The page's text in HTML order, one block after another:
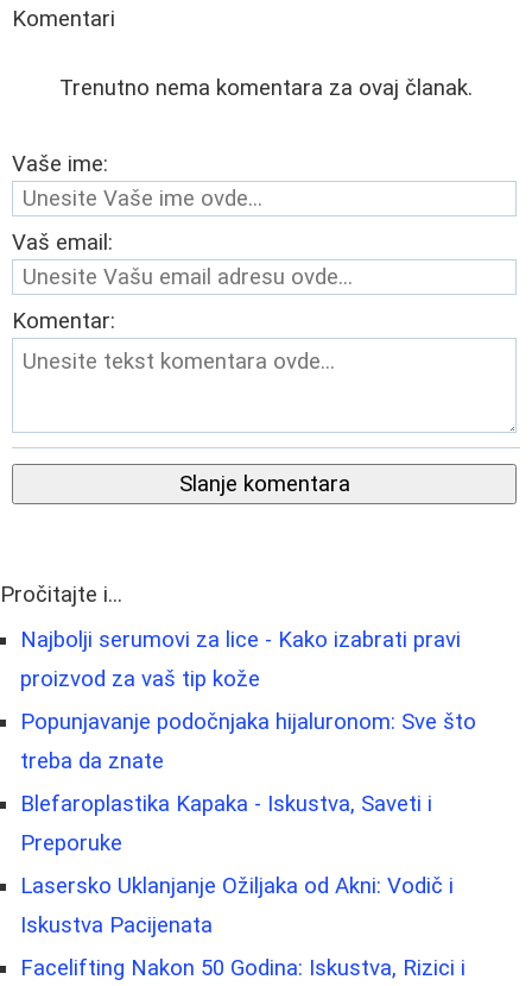
Komentari
Trenutno nema komentara za ovaj članak.
Vaše ime:
Vaš email:
Komentar:
Slanje komentara
Pročitajte i...
Najbolji serumovi za lice - Kako izabrati pravi
proizvod za vaš tip kože
Popunjavanje podočnjaka hijaluronom: Sve što
treba da znate
Blefaroplastika Kapaka - Iskustva, Saveti i
Preporuke
Lasersko Uklanjanje Ožiljaka od Akni: Vodič i
Iskustva Pacijenata
Facelifting Nakon 50 Godina: Iskustva, Rizici i